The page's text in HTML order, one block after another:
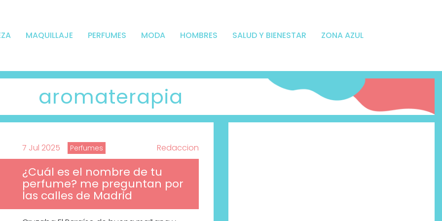
MAQUILLAJE PERFUMES MODA HOMBRES SALUD Y BIENESTAR ZONA AZUL
aromaterapia
7 Jul 2025 Perfumes Redaccion
¿Cuál es el nombre de tu
perfume? me preguntan por
las calles de Madrid